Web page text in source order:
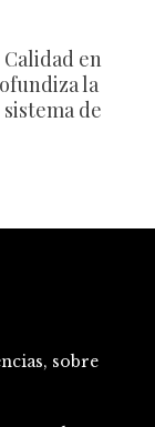
en
la
de
sobre